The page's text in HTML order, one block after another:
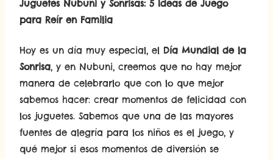
Juguetes Nubuni y Sonrisas: 5 Ideas de Juego
para Reír en Familia
Hoy es un día muy especial, elDía Mundial de la
Sonrisa, y en Nubuni, creemos que no hay mejor
manera de celebrarlo que con lo que mejor
sabemos hacer: crear momentos de felicidad con
los juguetes. Sabemos que una de las mayores
fuentes de alegría para los niños es el juego, y
qué mejor si esos momentos de diversión se